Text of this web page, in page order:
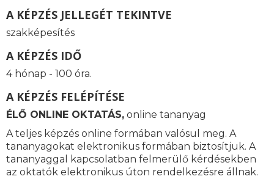
A KÉPZÉS JELLEGÉT TEKINTVE
szakképesítés
A KÉPZÉS IDŐ
4 hónap - 100 óra.
A KÉPZÉS FELÉPÍTÉSE
ÉLŐ ONLINE OKTATÁS, online tananyag
A teljes képzés online formában valósul meg. A
tananyagokat elektronikus formában biztosítjuk. A
tananyaggal kapcsolatban felmerülő kérdésekben
az oktatók elektronikus úton rendelkezésre állnak.